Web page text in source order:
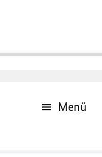
Menü